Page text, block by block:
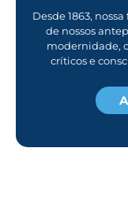
Desde 1863,
de nossos
modernidade,
críticos e